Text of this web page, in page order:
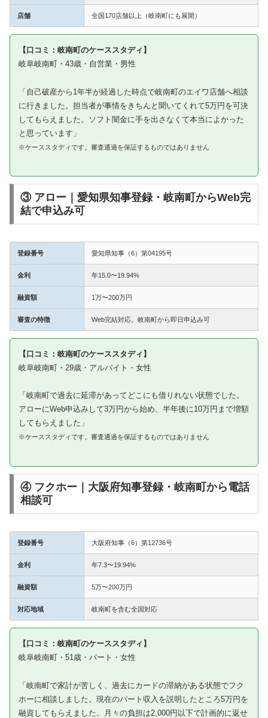
店舗 全国170店舗以上（岐南町にも展開）
【口コミ：岐南町のケーススタディ】
岐阜岐南町・43歳・自営業・男性
「自己破産から1年半が経過した時点で岐南町のエイワ店舗へ相談
に行きました。担当者が事情をきちんと聞いてくれて5万円を可決
してもらえました。ソフト闇金に手を出さなくて本当によかった
と思っています」
※ケーススタディです。審査通過を保証するものではありません
③ アロー｜愛知県知事登録・岐南町からWeb完
結で申込み可
登録番号 愛知県知事（6）第04195号
金利 年15.0〜19.94%
融資額 1万〜200万円
審査の特徴 Web完結対応。岐南町から即日申込み可
【口コミ：岐南町のケーススタディ】
岐阜岐南町・29歳・アルバイト・女性
「岐南町で過去に延滞があってどこにも借りれない状態でした。
アローにWeb申込みして3万円から始め、半年後に10万円まで増額
してもらえました」
※ケーススタディです。審査通過を保証するものではありません
④ フクホー｜大阪府知事登録・岐南町から電話
相談可
登録番号 大阪府知事（6）第12736号
金利 年7.3〜19.94%
融資額 5万〜200万円
対応地域 岐南町を含む全国対応
【口コミ：岐南町のケーススタディ】
岐阜岐南町・51歳・パート・女性
「岐南町で家計が苦しく、過去にカードの滞納がある状態でフク
ホーに相談しました。現在のパート収入を説明したところ5万円を
融資してもらえました。月々の負担は2,000円以下で計画的に返せ